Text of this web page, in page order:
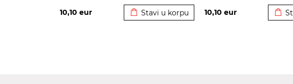
10,10 eur Stavi u korpu 10,10 eur